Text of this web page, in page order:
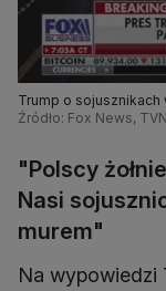
Trump o
tyłu, z dala od linii
Źródło: Fox News,
"Polscy
Nasi
murem"
Na wypowiedzi